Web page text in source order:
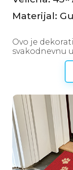
Materijal:
Ovo je
svakodnevnu